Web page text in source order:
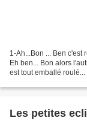
1-Ah...Bon ... Ben c'est
Eh ben... Bon alors
est tout emballé
Les petites